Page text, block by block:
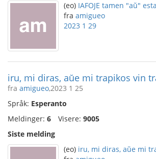
(eo) IAFOJE tamen "aŭ"
fra amigueo
2023 1 29
iru, mi diras, aŭe mi trapikos vin
fra amigueo,2023 1 25
Språk: Esperanto
Meldinger: 6 Visere: 9005
Siste melding
(eo) iru, mi diras, aŭe mi